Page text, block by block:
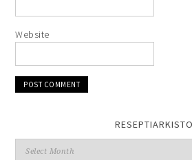
Website
RESEPTIARKISTO